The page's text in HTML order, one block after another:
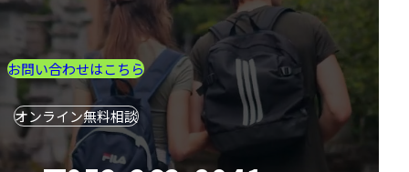
オンライン無料相談
お問い合わせはこちら